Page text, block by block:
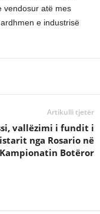
vendosur atë mes
e industrisë
Artikulli tjetër
vallëzimi i fundit i
nga Rosario në
Kampionatin Botëror